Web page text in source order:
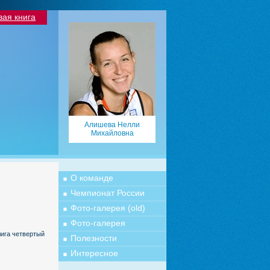
книга
Алишева Нелли
Михайловна
четвертый
О команде
Чемпионат России
Фото-галерея (old)
Фото-галерея
Полезности
Интересное